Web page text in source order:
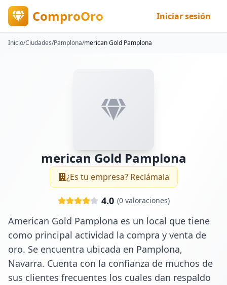
ComproOro Iniciar sesión
Inicio/Ciudades/Pamplona/merican Gold Pamplona
merican Gold Pamplona
¿Es tu empresa? Reclámala
4.0 (0valoraciones)
American Gold Pamplona es un local que tiene
como principal actividad la compra y venta de
oro. Se encuentra ubicada en Pamplona,
Navarra. Cuenta con la confianza de muchos de
sus clientes frecuentes los cuales dan respaldo